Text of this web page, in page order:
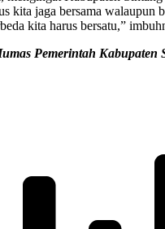
kita jaga bersama walaupun
kita harus bersatu,”
Pemerintah Kabupaten